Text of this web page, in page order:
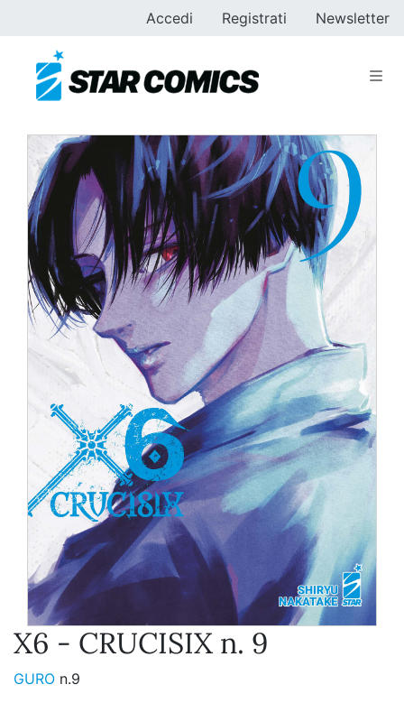
Accedi Registrati Newsletter
X6 - CRUCISIX n. 9
GURO n.9